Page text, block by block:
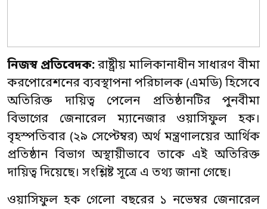
নিজস্ব প্রতিবেদক:রাষ্ট্রীয় মালিকানাধীন সাধারণ বীমা
করপোরেশনের ব্যবস্থাপনা পরিচালক (এমডি) হিসেবে
অতিরিক্ত দায়িত্ব পেলেন প্রতিষ্ঠানটির পুনবীমা
বিভাগের জেনারেল ম্যানেজার ওয়াসিফুল হক।
বৃহস্পতিবার (২৯ সেপ্টেম্বর) অর্থ মন্ত্রণালয়ের আর্থিক
প্রতিষ্ঠান বিভাগ অস্থায়ীভাবে তাকে এই অতিরিক্ত
দায়িত্ব দিয়েছে। সংশ্লিষ্ট সূত্রে এ তথ্য জানা গেছে।
ওয়াসিফুল হক গেলো বছরের ১ নভেম্বর জেনারেল